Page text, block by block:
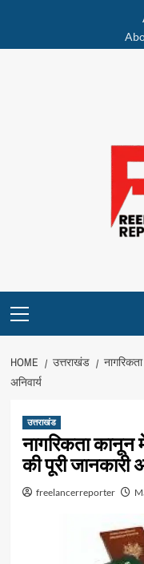
content
Menu
HOME उत्तराखंड
अनिवार्य
उत्तराखंड
नागरिकता कानून
की पूरी जानकारी
freelancerreporter